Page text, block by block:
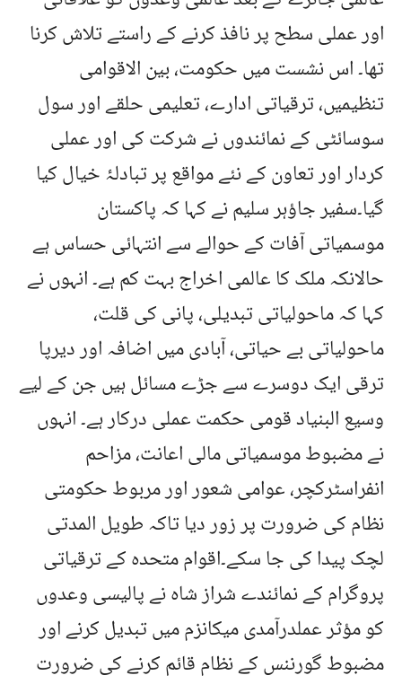
اور عملی سطح پر نافذ کرنے کے راستے تلاش کرنا
تھا۔ اس نشست میں حکومت، بین الاقوامی
تنظیمیں، ترقیاتی ادارے، تعلیمی حلقے اور سول
سوسائٹی کے نمائندوں نے شرکت کی اور عملی
کردار اور تعاون کے نئے مواقع پر تبادلۂ خیال کیا
گیا۔سفیر جاؤہر سلیم نے کہا کہ پاکستان
موسمیاتی آفات کے حوالے سے انتہائی حساس ہے
حالانکہ ملک کا عالمی اخراج بہت کم ہے۔ انہوں نے
کہا کہ ماحولیاتی تبدیلی، پانی کی قلت،
ماحولیاتی بے حیاتی، آبادی میں اضافہ اور دیرپا
ترقی ایک دوسرے سے جڑے مسائل ہیں جن کے لیے
وسیع البنیاد قومی حکمت عملی درکار ہے۔ انہوں
نے مضبوط موسمیاتی مالی اعانت، مزاحم
انفراسٹرکچر، عوامی شعور اور مربوط حکومتی
نظام کی ضرورت پر زور دیا تاکہ طویل المدتی
لچک پیدا کی جا سکے۔اقوام متحدہ کے ترقیاتی
پروگرام کے نمائندے شراز شاہ نے پالیسی وعدوں
کو مؤثر عملدرآمدی میکانزم میں تبدیل کرنے اور
مضبوط گورننس کے نظام قائم کرنے کی ضرورت